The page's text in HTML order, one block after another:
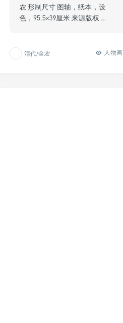
农 形制尺寸 图轴，纸本，设
色，95.5×39厘米 来源版权 …
清代/金农 人物画